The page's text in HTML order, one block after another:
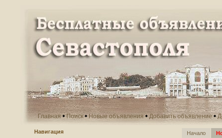
Главная Поиск Новые объявления Добавить объявление
Навигация
Начало